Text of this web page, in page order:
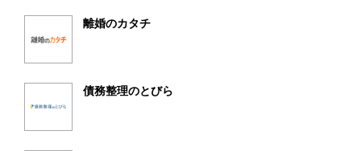
離婚のカタチ
債務整理のとびら